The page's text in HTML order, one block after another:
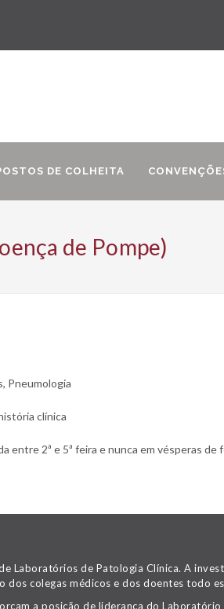
DE COLHEITA
de Pompe)
Pneumologia
clínica
entre 2ª e 5ª feira e nunca em vésperas de
Laboratórios de Patologia Clínica. A
colegas médicos e dos doentes todo
a posição de liderança do